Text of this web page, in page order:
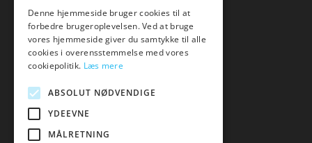
inks
Tlf: 7876 8672
Mail:info@inks.dk
Denne hjemmeside bruger cookies til at
forbedre brugeroplevelsen. Ved at bruge
vores hjemmeside giver du samtykke til alle
cookies i overensstemmelse med vores
cookiepolitik. Læs mere
ABSOLUT NØDVENDIGE
YDEEVNE
MÅLRETNING